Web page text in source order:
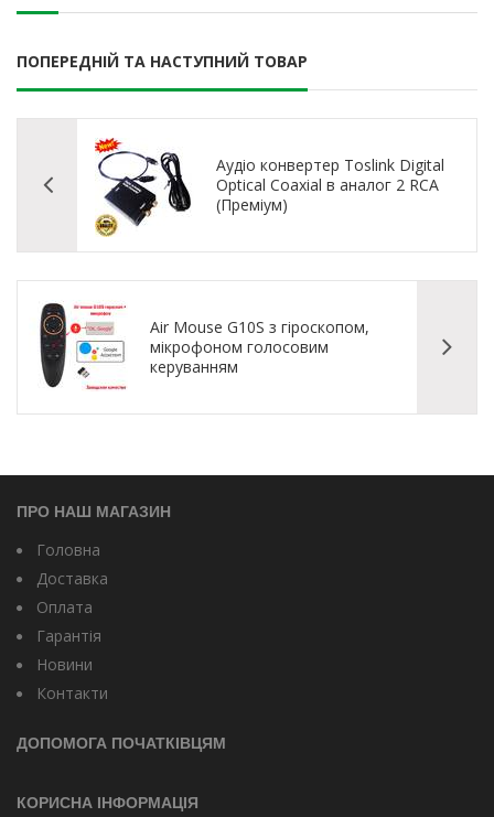
ПОПЕРЕДНІЙ ТА НАСТУПНИЙ ТОВАР
Аудіо конвертер Toslink Digital
Optical Coaxial в аналог 2 RCA
(Преміум)
Air Mouse G10S з гіроскопом,
мікрофоном голосовим
керуванням
ПРО НАШ МАГАЗИН
Головна
Доставка
Оплата
Гарантія
Новини
Контакти
ДОПОМОГА ПОЧАТКІВЦЯМ
КОРИСНА ІНФОРМАЦІЯ